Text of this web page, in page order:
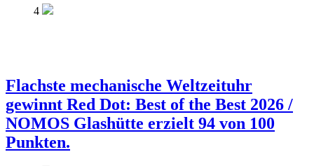
4
Flachste mechanische Weltzeituhr
gewinnt Red Dot: Best of the Best 2026 /
NOMOS Glashütte erzielt 94 von 100
Punkten.